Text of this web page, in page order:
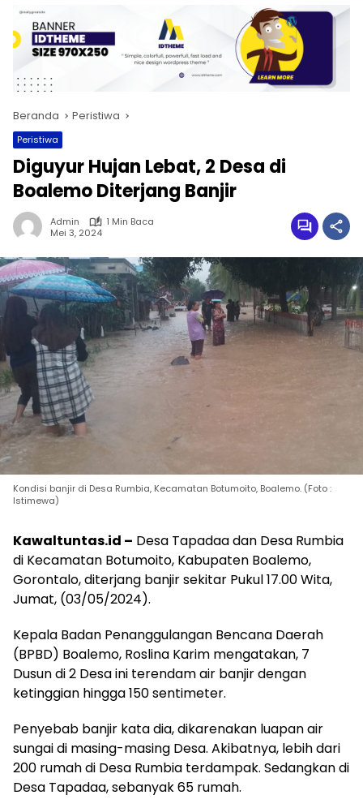
Beranda Peristiwa
Peristiwa
Diguyur Hujan Lebat, 2 Desa di
Boalemo Diterjang Banjir
Admin
1 Min Baca
Mei 3, 2024
Kondisi banjir di Desa Rumbia, Kecamatan Botumoito, Boalemo. (Foto :
Istimewa)
Kawaltuntas.id – Desa Tapadaa dan Desa Rumbia
di Kecamatan Botumoito, Kabupaten Boalemo,
Gorontalo, diterjang banjir sekitar Pukul 17.00 Wita,
Jumat, (03/05/2024).
Kepala Badan Penanggulangan Bencana Daerah
(BPBD) Boalemo, Roslina Karim mengatakan, 7
Dusun di 2 Desa ini terendam air banjir dengan
ketinggian hingga 150 sentimeter.
Penyebab banjir kata dia, dikarenakan luapan air
sungai di masing-masing Desa. Akibatnya, lebih dari
200 rumah di Desa Rumbia terdampak. Sedangkan di
Desa Tapadaa, sebanyak 65 rumah.